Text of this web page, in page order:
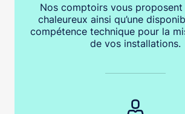
Nos comptoirs vous proposent
chaleureux ainsi qu’une
compétence technique pour la
de vos installations.